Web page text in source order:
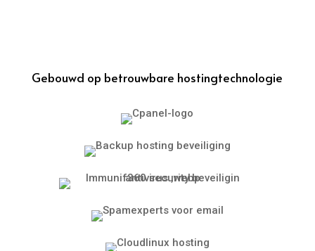
Gebouwd op betrouwbare hostingtechnologie